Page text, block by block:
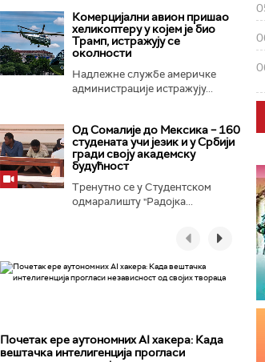
Комерцијални авион пришао
хеликоптеру у којем је био
Трамп, истражују се
околности
Надлежне службе америчке
администрације истражују...
Од Сомалије до Мексика – 160
студената учи језик и у Србији
гради своју академску
будућност
Тренутно се у Студентском
одмаралишту "Радојка...
Почетак ере аутономних AI хакера: Када
вештачка интелигенција прогласи